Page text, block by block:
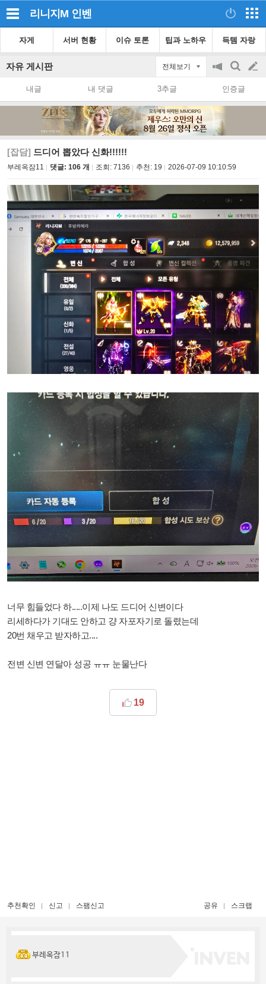
리니지M 인벤
자게 서버 현황 이슈 토론 팁과 노하우 득템 자랑
자유 게시판 전체보기
공
on/off
검
색
글
쓰
내글 내 댓글 3추글 인증글
[잡담] 드디어 뽑았다 신화!!!!!!
부레옥잠11 댓글: 106 개 조회: 7136 추천: 19 2026-07-09 10:10:59
너무 힘들었다 하.....이제 나도 드디어 신변이다
리세하다가 기대도 안하고 걍 자포자기로 돌렸는데
20번 채우고 받자하고....
전변 신변 연달아 성공 ㅠㅠ 눈물난다
19
추천확인 신고 스팸신고 공유 스크랩
부레옥잠11